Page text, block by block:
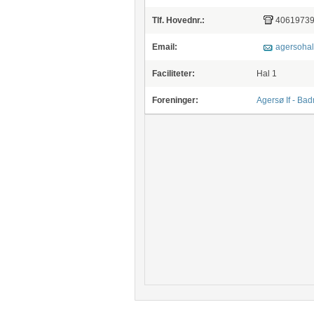
Tlf. Hovednr.: 40619739
Email:
Faciliteter: Hal 1
Foreninger: Agersø If -